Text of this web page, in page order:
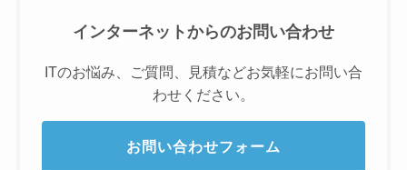
インターネットからのお問い合わせ
ITのお悩み、ご質問、見積などお気軽にお問い合
わせください。
お問い合わせフォーム